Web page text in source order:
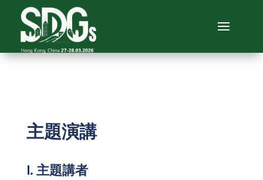
主題演講
I. 主題講者